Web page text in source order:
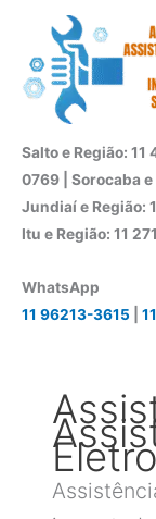
conteúdo
Salto e Região:
0769 | Sorocaba
Jundiaí e Região:
Itu e Região: 11
WhatsApp
11 96213-3615